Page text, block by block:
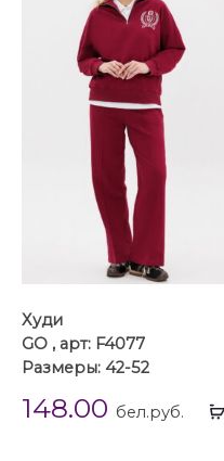
Худи
GO , арт: F4077
Размеры: 42-52
148.00 бел.руб.